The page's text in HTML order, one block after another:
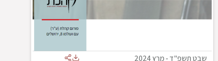
שבט תשפ"ד-מרץ 2024